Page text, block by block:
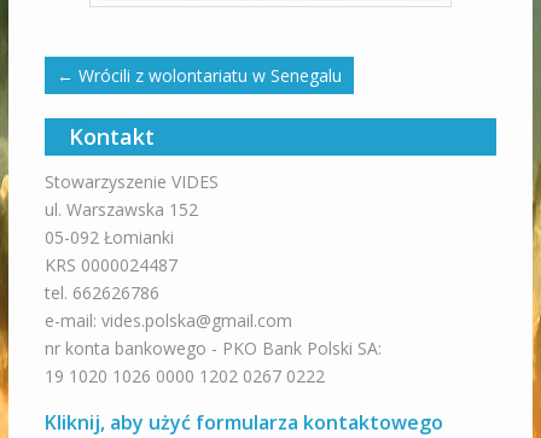
← Wrócili z wolontariatu w Senegalu
Kontakt
Stowarzyszenie VIDES
ul. Warszawska 152
05-092 Łomianki
KRS 0000024487
tel. 662626786
e-mail: vides.polska@gmail.com
nr konta bankowego - PKO Bank Polski SA:
19 1020 1026 0000 1202 0267 0222
Kliknij, aby użyć formularza kontaktowego